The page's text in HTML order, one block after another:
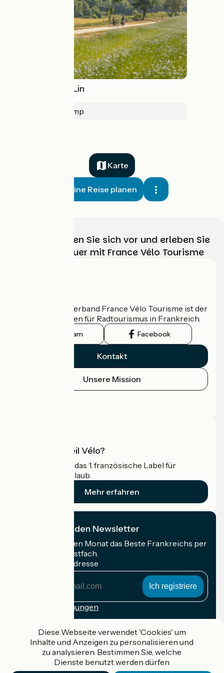
Véloroute du Lin
Dieppe > Fécamp
Karte
Meine Reise planen
Wählen, bereiten Sie sich vor und erleben Sie
Ihr Radabenteuer mit France Vélo Tourisme
Der nationale Verband France Vélo Tourisme ist der
offizielle Leitfaden für Radtourismus in Frankreich.
Instagram Facebook
Kontakt
Unsere Mission
Was ist Accueil Vélo?
Accueil Vélo ist das 1. französische Label für
Radfahrer im Urlaub.
Mehr erfahren
Ich abonniere den Newsletter
Erhalten Sie jeden Monat das Beste Frankreichs per
Rad in Ihrem Postfach.
Meine E-Mail-Adresse
Anmeldebedingungen
Gefördert im Rahmen von Destination France
Diese Webseite verwendet 'Cookies' um
Inhalte und Anzeigen zu personalisieren und
zu analysieren. Bestimmen Sie, welche
Dienste benutzt werden dürfen